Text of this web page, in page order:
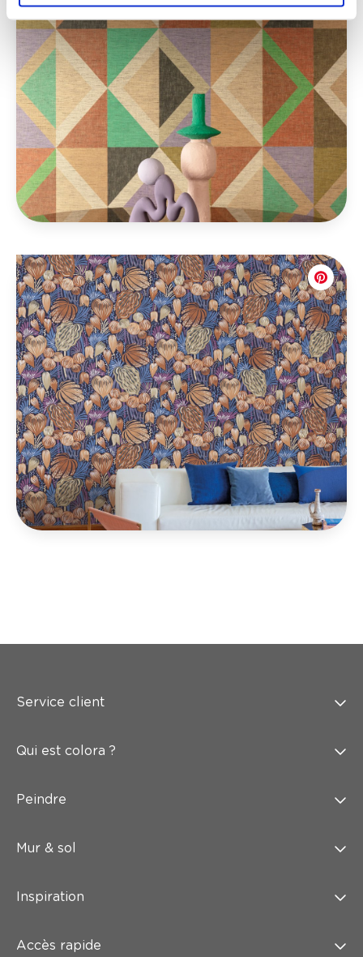
Service client
Qui est colora ?
Peindre
Mur & sol
Inspiration
Accès rapide